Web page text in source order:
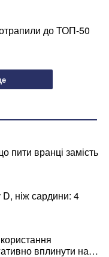
до ТОП-50
пити вранці замість
D, ніж сардини: 4
вплинути на